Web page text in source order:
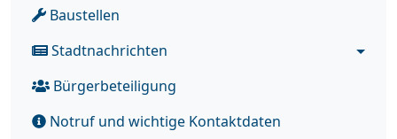
Baustellen
Stadtnachrichten
Bürgerbeteiligung
Notruf und wichtige Kontaktdaten